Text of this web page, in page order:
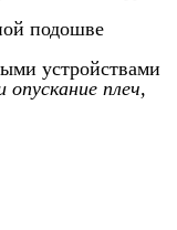
подошве
устройствами
опускание плеч,